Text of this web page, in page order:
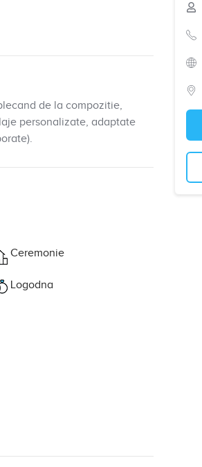
de la compozitie,
personalizate, adaptate
Ceremonie
Logodna